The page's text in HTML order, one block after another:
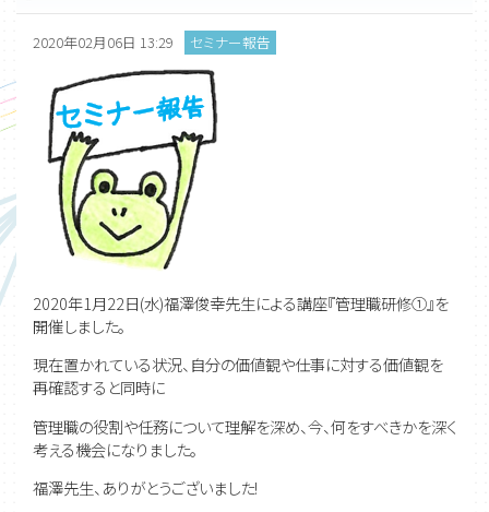
2020年02月06日 13:29 セミナー報告
2020年1月22日(水)福澤俊幸先生による講座『管理職研修①』を
開催しました。
現在置かれている状況、自分の価値観や仕事に対する価値観を
再確認すると同時に
管理職の役割や任務について理解を深め、今、何をすべきかを深く
考える機会になりました。
福澤先生、ありがとうございました!